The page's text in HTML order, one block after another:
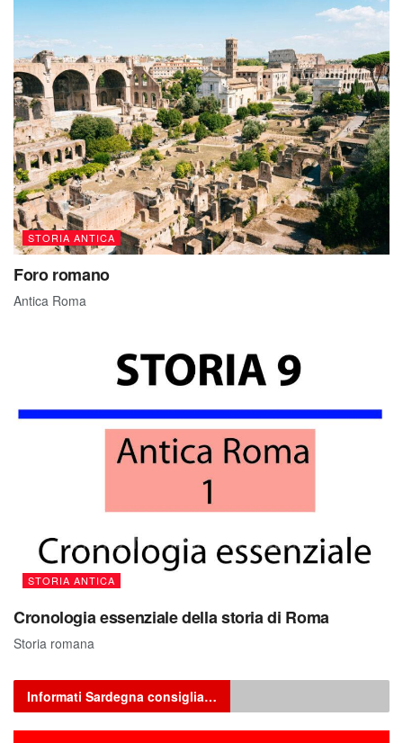
STORIA ANTICA
Foro romano
Antica Roma
STORIA ANTICA
Cronologia essenziale della storia di Roma
Storia romana
Informati Sardegna consiglia…